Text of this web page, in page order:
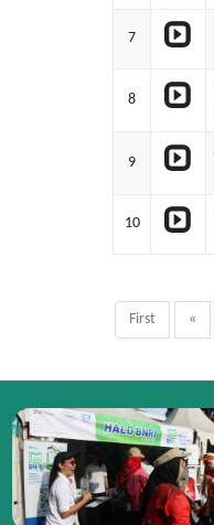
7
8
9
10
First «